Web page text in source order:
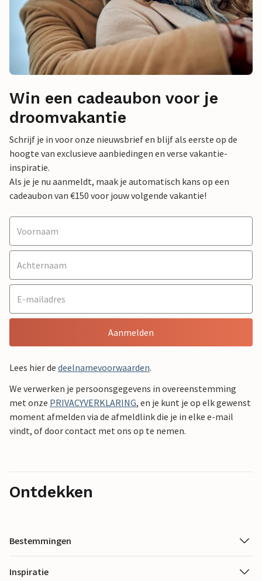
Win een cadeaubon voor je
droomvakantie
Schrijf je in voor onze nieuwsbrief en blijf als eerste op de
hoogte van exclusieve aanbiedingen en verse vakantie-
inspiratie.
Als je je nu aanmeldt, maak je automatisch kans op een
cadeaubon van €150 voor jouw volgende vakantie!
Aanmelden
Lees hier de deelnamevoorwaarden.
We verwerken je persoonsgegevens in overeenstemming
met onze PRIVACYVERKLARING, en je kunt je op elk gewenst
moment afmelden via de afmeldlink die je in elke e-mail
vindt, of door contact met ons op te nemen.
Ontdekken
Bestemmingen
Inspiratie